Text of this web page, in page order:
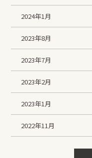
2024年1月
2023年8月
2023年7月
2023年2月
2023年1月
2022年11月